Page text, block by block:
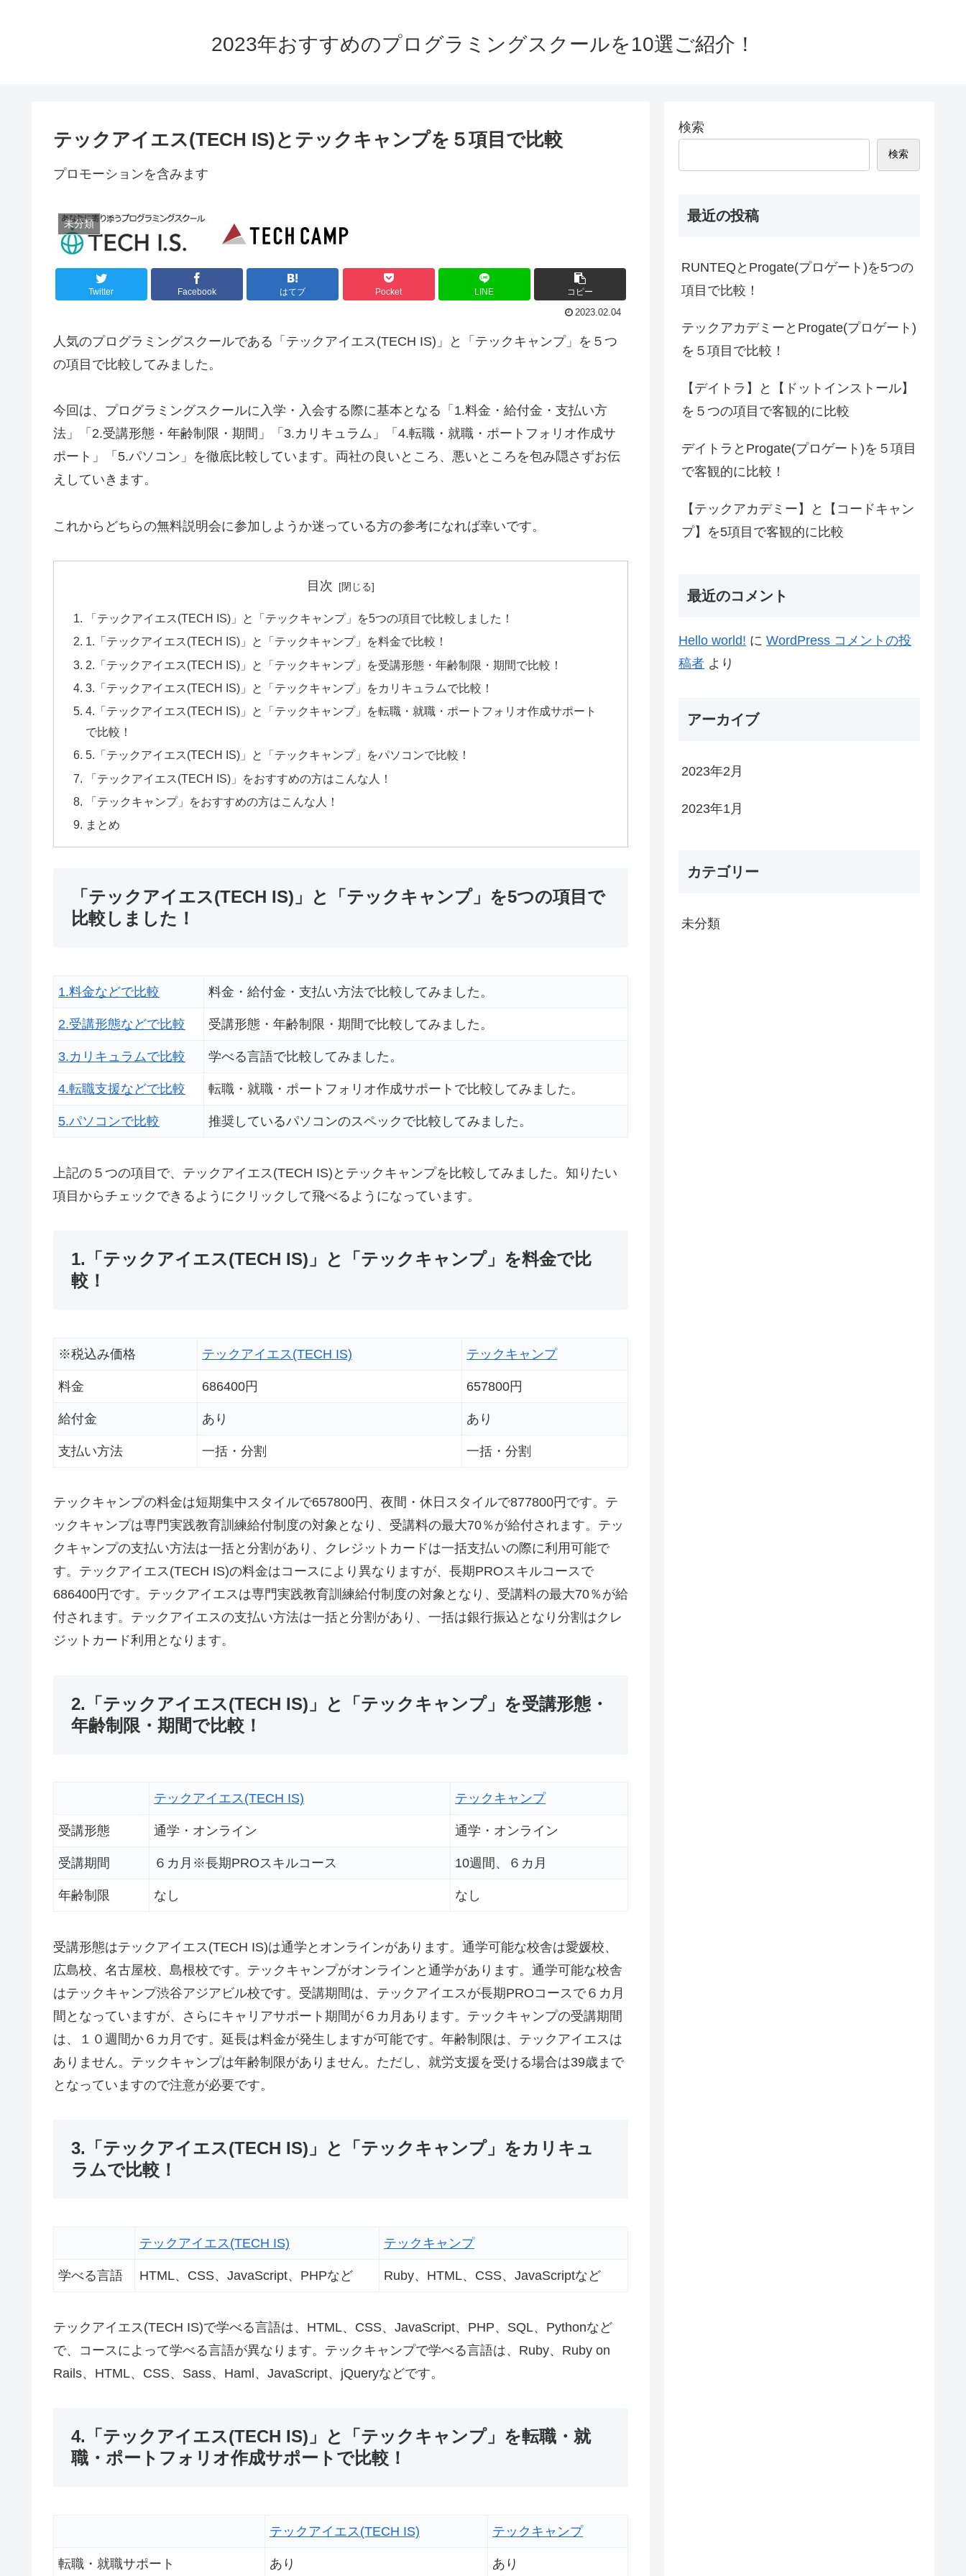
2023年おすすめのプログラミングスクールを10選ご紹介！
テックアイエス(TECH IS)とテックキャンプを５項目で比較
プロモーションを含みます
未分類
Twitter Facebook はてブ Pocket LINE コピー
2023.02.04
人気のプログラミングスクールである「テックアイエス(TECH IS)」と「テックキャンプ」を５つ
の項目で比較してみました。
今回は、プログラミングスクールに入学・入会する際に基本となる「1.料金・給付金・支払い方
法」「2.受講形態・年齢制限・期間」「3.カリキュラム」「4.転職・就職・ポートフォリオ作成サ
ポート」「5.パソコン」を徹底比較しています。両社の良いところ、悪いところを包み隠さずお伝
えしていきます。
これからどちらの無料説明会に参加しようか迷っている方の参考になれば幸いです。
目次
「テックアイエス(TECH IS)」と「テックキャンプ」を5つの項目で比較しました！
1.「テックアイエス(TECH IS)」と「テックキャンプ」を料金で比較！
2.「テックアイエス(TECH IS)」と「テックキャンプ」を受講形態・年齢制限・期間で比較！
3.「テックアイエス(TECH IS)」と「テックキャンプ」をカリキュラムで比較！
4.「テックアイエス(TECH IS)」と「テックキャンプ」を転職・就職・ポートフォリオ作成サポート
で比較！
5.「テックアイエス(TECH IS)」と「テックキャンプ」をパソコンで比較！
「テックアイエス(TECH IS)」をおすすめの方はこんな人！
「テックキャンプ」をおすすめの方はこんな人！
まとめ
「テックアイエス(TECH IS)」と「テックキャンプ」を5つの項目で
比較しました！
1.料金などで比較 料金・給付金・支払い方法で比較してみました。
2.受講形態などで比較 受講形態・年齢制限・期間で比較してみました。
3.カリキュラムで比較 学べる言語で比較してみました。
4.転職支援などで比較 転職・就職・ポートフォリオ作成サポートで比較してみました。
5.パソコンで比較 推奨しているパソコンのスペックで比較してみました。
上記の５つの項目で、テックアイエス(TECH IS)とテックキャンプを比較してみました。知りたい
項目からチェックできるようにクリックして飛べるようになっています。
1.「テックアイエス(TECH IS)」と「テックキャンプ」を料金で比
較！
※税込み価格 テックアイエス(TECH IS) テックキャンプ
料金 686400円 657800円
給付金 あり あり
支払い方法 一括・分割 一括・分割
テックキャンプの料金は短期集中スタイルで657800円、夜間・休日スタイルで877800円です。テ
ックキャンプは専門実践教育訓練給付制度の対象となり、受講料の最大70％が給付されます。テッ
クキャンプの支払い方法は一括と分割があり、クレジットカードは一括支払いの際に利用可能で
す。テックアイエス(TECH IS)の料金はコースにより異なりますが、長期PROスキルコースで
686400円です。テックアイエスは専門実践教育訓練給付制度の対象となり、受講料の最大70％が給
付されます。テックアイエスの支払い方法は一括と分割があり、一括は銀行振込となり分割はクレ
ジットカード利用となります。
2.「テックアイエス(TECH IS)」と「テックキャンプ」を受講形態・
年齢制限・期間で比較！
テックアイエス(TECH IS) テックキャンプ
受講形態 通学・オンライン 通学・オンライン
受講期間 ６カ月※長期PROスキルコース 10週間、６カ月
年齢制限 なし なし
受講形態はテックアイエス(TECH IS)は通学とオンラインがあります。通学可能な校舎は愛媛校、
広島校、名古屋校、島根校です。テックキャンプがオンラインと通学があります。通学可能な校舎
はテックキャンプ渋谷アジアビル校です。受講期間は、テックアイエスが長期PROコースで６カ月
間となっていますが、さらにキャリアサポート期間が６カ月あります。テックキャンプの受講期間
は、１０週間か６カ月です。延長は料金が発生しますが可能です。年齢制限は、テックアイエスは
ありません。テックキャンプは年齢制限がありません。ただし、就労支援を受ける場合は39歳まで
となっていますので注意が必要です。
3.「テックアイエス(TECH IS)」と「テックキャンプ」をカリキュ
ラムで比較！
テックアイエス(TECH IS) テックキャンプ
学べる言語 HTML、CSS、JavaScript、PHPなど Ruby、HTML、CSS、JavaScriptなど
テックアイエス(TECH IS)で学べる言語は、HTML、CSS、JavaScript、PHP、SQL、Pythonなど
で、コースによって学べる言語が異なります。テックキャンプで学べる言語は、Ruby、Ruby on
Rails、HTML、CSS、Sass、Haml、JavaScript、jQueryなどです。
4.「テックアイエス(TECH IS)」と「テックキャンプ」を転職・就
職・ポートフォリオ作成サポートで比較！
テックアイエス(TECH IS) テックキャンプ
転職・就職サポート あり あり
検索
検索
最近の投稿
RUNTEQとProgate(プロゲート)を5つの
項目で比較！
テックアカデミーとProgate(プロゲート)
を５項目で比較！
【デイトラ】と【ドットインストール】
を５つの項目で客観的に比較
デイトラとProgate(プロゲート)を５項目
で客観的に比較！
【テックアカデミー】と【コードキャン
プ】を5項目で客観的に比較
最近のコメント
Hello world! に WordPress コメントの投
稿者 より
アーカイブ
2023年2月
2023年1月
カテゴリー
未分類